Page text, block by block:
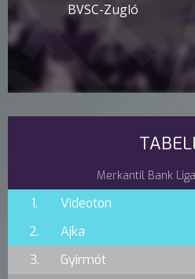
BVSC-Zugló
Merkantil Bank
1. Videoton
2.
Ajka
3.
Gyirmót